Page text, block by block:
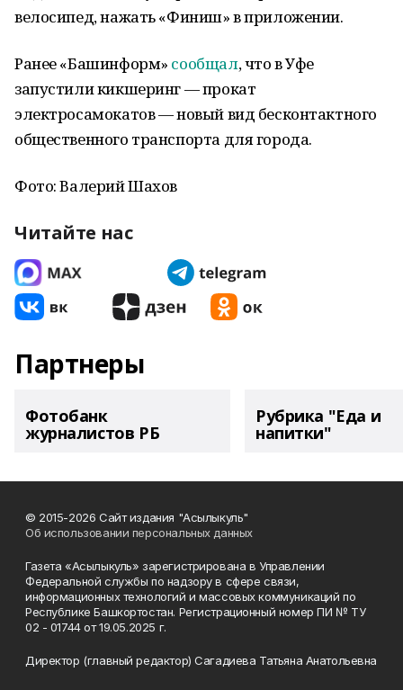
велосипед, нажать «Финиш» в приложении.
Ранее «Башинформ» сообщал, что в Уфе
запустили кикшеринг — прокат
электросамокатов — новый вид бесконтактного
общественного транспорта для города.
Фото: Валерий Шахов
Читайте нас
Партнеры
Фотобанк
журналистов РБ
Рубрика "Еда и
напитки"
© 2015-2026 Сайт издания "Асылыкуль"
Об использовании персональных данных
Газета «Асылыкуль» зарегистрирована в Управлении
Федеральной службы по надзору в сфере связи,
информационных технологий и массовых коммуникаций по
Республике Башкортостан. Регистрационный номер ПИ № ТУ
02 - 01744 от 19.05.2025 г.
Директор (главный редактор) Сагадиева Татьяна Анатольевна